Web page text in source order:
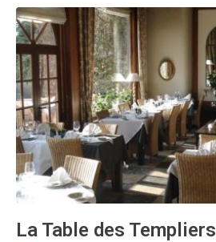
La Table des Templiers